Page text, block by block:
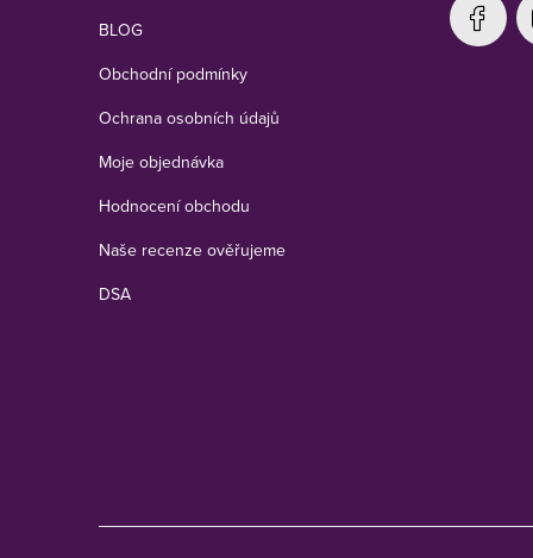
BLOG
Obchodní podmínky
Ochrana osobních údajů
Moje objednávka
Hodnocení obchodu
Naše recenze ověřujeme
DSA